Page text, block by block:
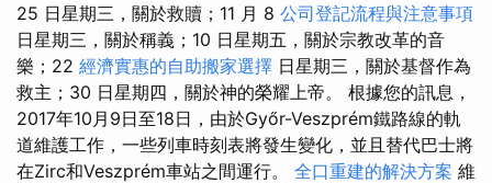
25 日星期三，關於救贖；11 月 8 公司登記流程與注意事項
日星期三，關於稱義；10 日星期五，關於宗教改革的音
樂；22 經濟實惠的自助搬家選擇 日星期三，關於基督作為
救主；30 日星期四，關於神的榮耀上帝。 根據您的訊息，
2017年10月9日至18日，由於Győr-Veszprém鐵路線的軌
道維護工作，一些列車時刻表將發生變化，並且替代巴士將
在Zirc和Veszprém車站之間運行。 全口重建的解決方案 維